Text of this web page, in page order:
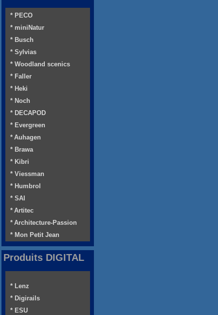
* PECO
* miniNatur
* Busch
* Sylvias
* Woodland scenics
* Faller
* Heki
* Noch
* DECAPOD
* Evergreen
* Auhagen
* Brawa
* Kibri
* Viessman
* Humbrol
* SAI
* Artitec
* Architecture-Passion
* Mon Petit Jean
Produits DIGITAL
* Lenz
* Digirails
* ESU